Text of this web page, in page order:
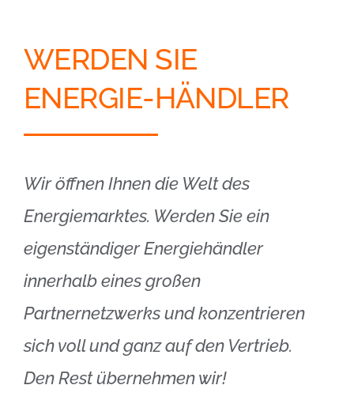
WERDEN SIE
ENERGIE-HÄNDLER
Wir öffnen Ihnen die Welt des
Energiemarktes. Werden Sie ein
eigenständiger Energiehändler
innerhalb eines großen
Partnernetzwerks und konzentrieren
sich voll und ganz auf den Vertrieb.
Den Rest übernehmen wir!